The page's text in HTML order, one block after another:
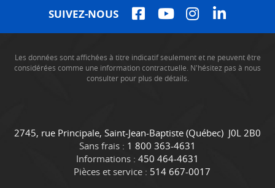
SUIVEZ-NOUS
Les données sont affichées à titre indicatif seulement et ne peuvent être
considérées comme une information contractuelle. N'hésitez pas à nous
consulter pour plus de détails.
C
o
n
t
C
a
m
i
2745, rue Principale, Saint-Jean-Baptiste (Québec) J0L 2B0
Sans frais : 1 800 363-4631
Informations : 450 464-4631
Pièces et service : 514 667-0017